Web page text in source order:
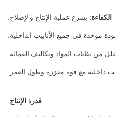
الكفاءة: يسرع عملية الإنتاج والإصلاح.
موحدة في جميع الأنابيب الداخلية.
من نفايات المواد وتكاليف العمالة.
داخلية مع قوة معززة وطول العمر.
قدرة الإنتاج: